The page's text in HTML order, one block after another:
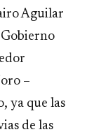
Aguilar
–
ya que las
de las